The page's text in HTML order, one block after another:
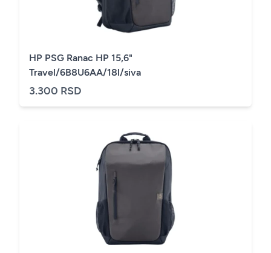
HP PSG Ranac HP 15,6"
Travel/6B8U6AA/18l/siva
3.300 RSD